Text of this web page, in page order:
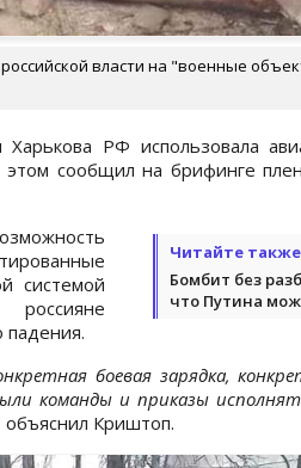
власти на "военные
РФ использовала
сообщил на брифинге
Читайте
Бомбит без
что Путина
системой
падения.
боевая зарядка,
команды и приказы
объяснил Криштоп.